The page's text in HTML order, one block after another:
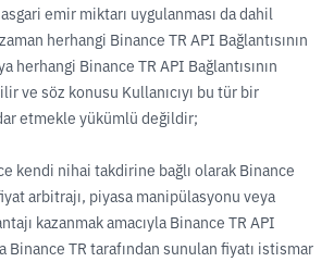
emir miktarı uygulanması da dahil
herhangi Binance TR API Bağlantısının
herhangi Binance TR API Bağlantısının
ve söz konusu Kullanıcıyı bu tür bir
etmekle yükümlü değildir;
kendi nihai takdirine bağlı olarak Binance
fiyat arbitrajı, piyasa manipülasyonu veya
kazanmak amacıyla Binance TR API
Binance TR tarafından sunulan fiyatı istismar